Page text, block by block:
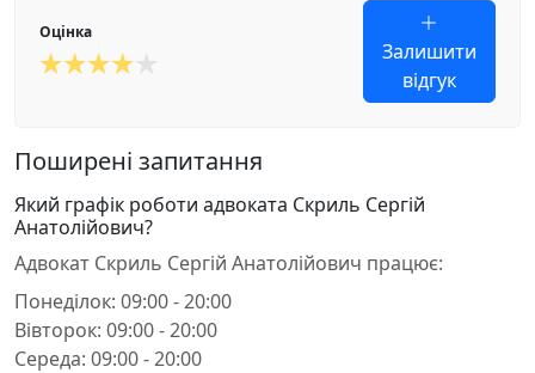
Оцінка
Залишити
відгук
Поширені запитання
Який графік роботи адвоката Скриль Сергій
Анатолійович?
Адвокат Скриль Сергій Анатолійович працює:
Понеділок: 09:00 - 20:00
Вівторок: 09:00 - 20:00
Середа: 09:00 - 20:00